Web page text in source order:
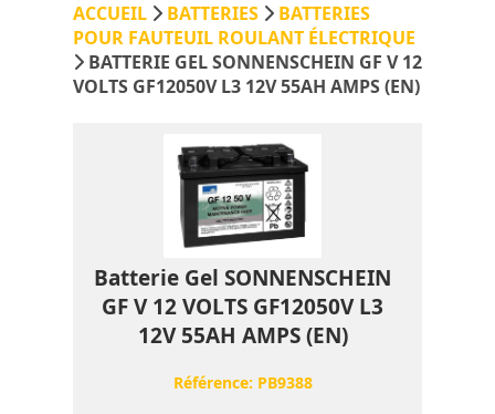
ACCUEIL BATTERIES
BATTERIES
POUR FAUTEUIL ROULANT ÉLECTRIQUE
BATTERIE GEL SONNENSCHEIN GF V 12
VOLTS GF12050V L3 12V 55AH AMPS (EN)
Batterie Gel SONNENSCHEIN
GF V 12 VOLTS GF12050V L3
12V 55AH AMPS (EN)
Référence: PB9388